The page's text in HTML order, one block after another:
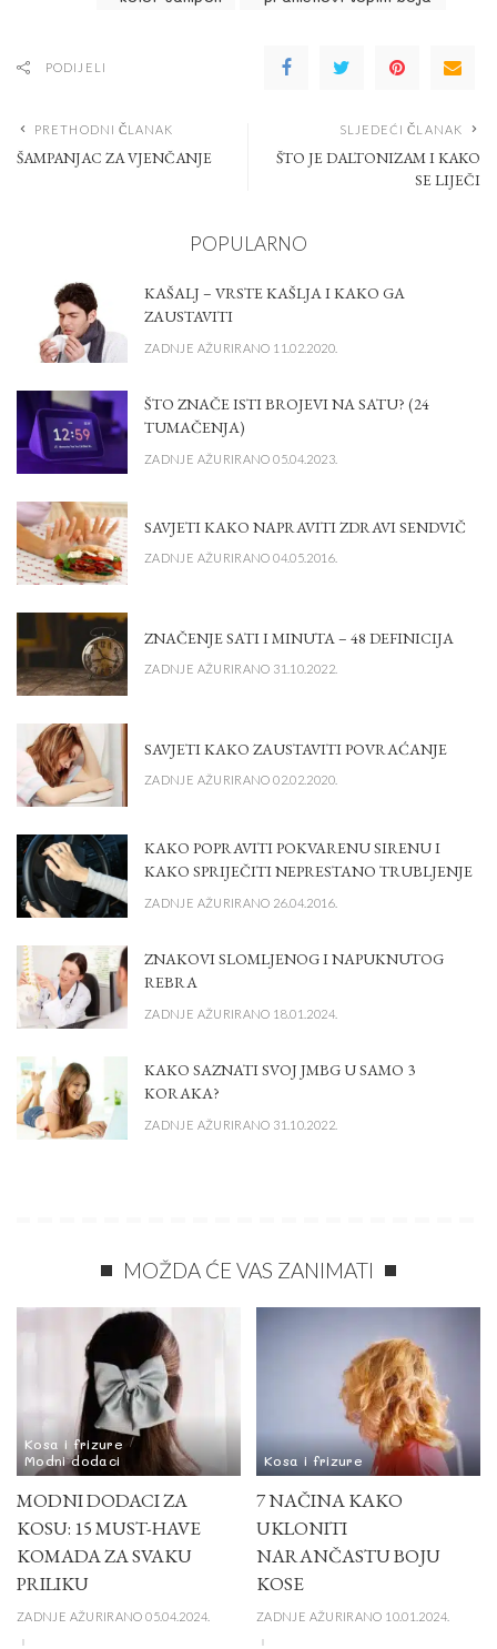
PODIJELI
PRETHODNI ČLANAK
ŠAMPANJAC ZA VJENČANJE
SLJEDEĆI ČLANAK
ŠTO JE DALTONIZAM I KAKO
SE LIJEČI
POPULARNO
KAŠALJ – VRSTE KAŠLJA I KAKO GA
ZAUSTAVITI
ZADNJE AŽURIRANO 11.02.2020.
ŠTO ZNAČE ISTI BROJEVI NA SATU? (24
TUMAČENJA)
ZADNJE AŽURIRANO 05.04.2023.
SAVJETI KAKO NAPRAVITI ZDRAVI SENDVIČ
ZADNJE AŽURIRANO 04.05.2016.
ZNAČENJE SATI I MINUTA – 48 DEFINICIJA
ZADNJE AŽURIRANO 31.10.2022.
SAVJETI KAKO ZAUSTAVITI POVRAĆANJE
ZADNJE AŽURIRANO 02.02.2020.
KAKO POPRAVITI POKVARENU SIRENU I
KAKO SPRIJEČITI NEPRESTANO TRUBLJENJE
ZADNJE AŽURIRANO 26.04.2016.
ZNAKOVI SLOMLJENOG I NAPUKNUTOG
REBRA
ZADNJE AŽURIRANO 18.01.2024.
KAKO SAZNATI SVOJ JMBG U SAMO 3
KORAKA?
ZADNJE AŽURIRANO 31.10.2022.
MOŽDA ĆE VAS ZANIMATI
Kosa i frizure
Modni dodaci
MODNI DODACI ZA
KOSU: 15 MUST-HAVE
KOMADA ZA SVAKU
PRILIKU
ZADNJE AŽURIRANO 05.04.2024.
Kosa i frizure
7 NAČINA KAKO
UKLONITI
NARANČASTU BOJU
KOSE
ZADNJE AŽURIRANO 10.01.2024.